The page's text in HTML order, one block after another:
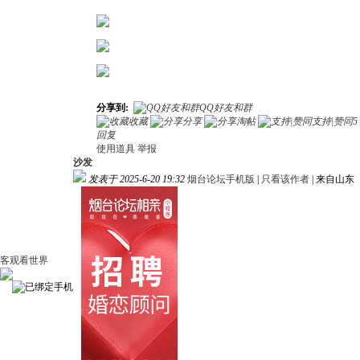
分享到:
QQ好友和群
收藏
分享 淘帖 支持|赞同5
回复
使用道具 举报
客观看世界
沙发
发表于 2025-6-20 19:32 烟台论坛手机版 只看该作者 来自山东